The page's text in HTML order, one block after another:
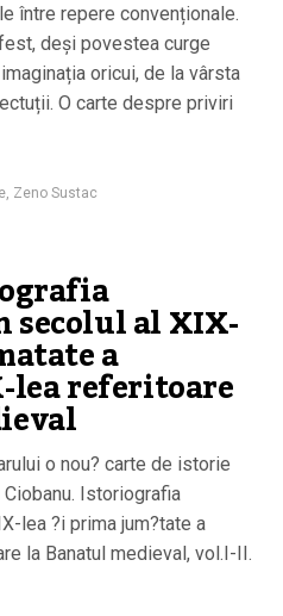
între repere convenționale.
deși povestea curge
oricui, de la vârsta
O carte despre priviri
, Zeno Sustac
secolul al XIX-
a
lea referitoare
o nou? carte de istorie
Istoriografia
lea ?i prima jum?tate a
la Banatul medieval, vol.I-II.